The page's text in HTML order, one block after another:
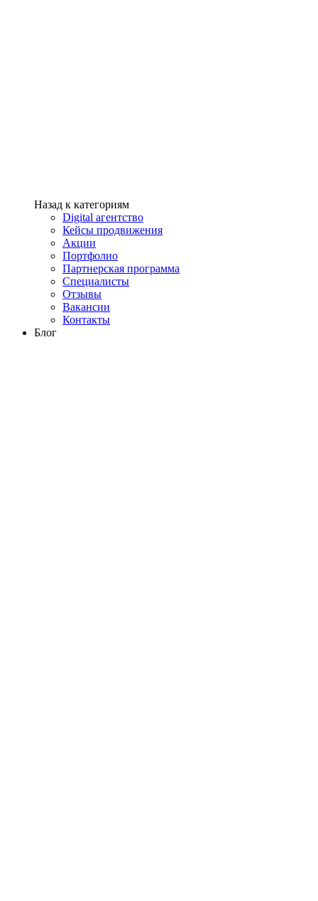
Назад к категориям
Digital агентство
Кейсы продвижения
Акции
Портфолио
Партнерская программа
Специалисты
Отзывы
Вакансии
Контакты
Блог